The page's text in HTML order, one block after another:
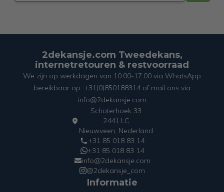
2dekansje.com Tweedekans,
internetretouren & restvoorraad
We zijn op werkdagen van 10:00-17:00 via WhatsApp
bereikbaar op: +31(0)850188314 of mail ons via
info@2dekansje.com
Schoterhoek 33
2441 LC
Nieuwveen, Nederland
+31 85 018 83 14
+31 85 018 83 14
info@2dekansje.com
@2dekansje_com
Informatie